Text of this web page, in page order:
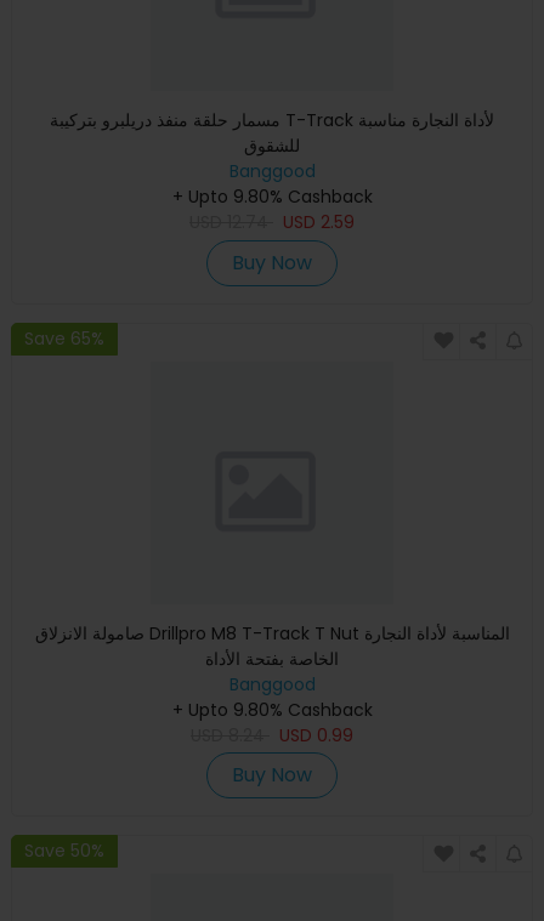
مسمار حلقة منفذ دريلبرو بتركيبة T-Track لأداة النجارة مناسبة
للشقوق
Banggood
+ Upto 9.80% Cashback
USD 2.59
Buy Now
Save 65%
صامولة الانزلاق Drillpro M8 T-Track T Nut المناسبة لأداة النجارة
الخاصة بفتحة الأداة
Banggood
+ Upto 9.80% Cashback
USD 0.99
Buy Now
Save 50%